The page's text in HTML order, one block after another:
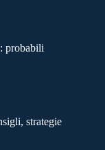
probabili
strategie